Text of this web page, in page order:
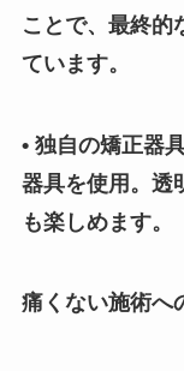
ことで、最終的
ています。
• 独自の矯正器
器具を使用。透
も楽しめます。
痛くない施術へ